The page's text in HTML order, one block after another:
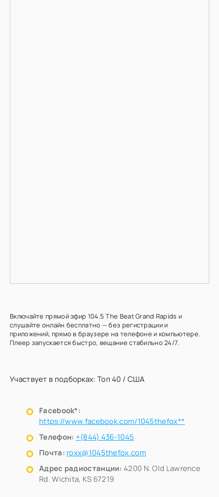
Включайте прямой эфир 104.5 The Beat Grand Rapids и
слушайте онлайн бесплатно — без регистрации и
приложений, прямо в браузере на телефоне и компьютере.
Плеер запускается быстро, вещание стабильно 24/7.
Участвует в подборках: Топ 40 / США
Facebook*:
https://www.facebook.com/1045thefox**
Телефон: +(844) 436-1045
Почта: roxx@1045thefox.com
Адрес радиостанции: 4200 N. Old Lawrence
Rd. Wichita, KS 67219